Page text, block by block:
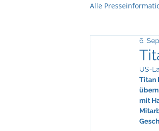
Alle
Ontime
Bau & Boden
Braun
6.
US-
Titan
mit